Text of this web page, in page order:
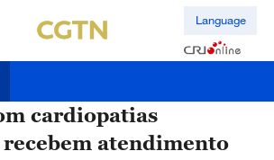
Language
cardiopatias
atendimento